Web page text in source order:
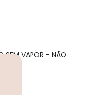
SEM VAPOR - NÃO